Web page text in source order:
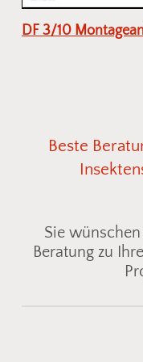
DF 3/10
Beste
Sie
Beratung zu